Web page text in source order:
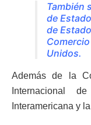
También
de
de
Unidos.
Además de la
Internacional
Interamericana y